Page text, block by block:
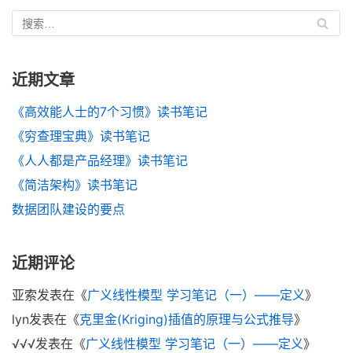
近期文章
《高效能人士的7个习惯》读书笔记
《穷查理宝典》读书笔记
《人人都是产品经理》读书笔记
《简洁架构》读书笔记
数据团队建设的要点
近期评论
亚索发表在《广义线性模型 学习笔记（一）——定义》
lyn发表在《克里金(Kriging)插值的原理与公式推导》
√√√发表在《广义线性模型 学习笔记（一）——定义》